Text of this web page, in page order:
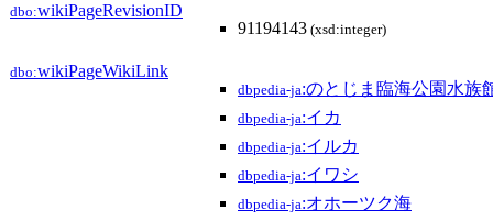
dbo:wikiPageRevisionID
91194143 (xsd:integer)
dbo:wikiPageWikiLink
dbpedia-ja:のとじま臨海公園水族
dbpedia-ja:イカ
dbpedia-ja:イルカ
dbpedia-ja:イワシ
dbpedia-ja:オホーツク海